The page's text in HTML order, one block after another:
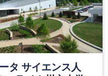
タ サイエンス人